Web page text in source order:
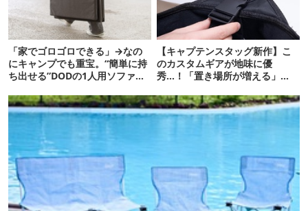
「家でゴロゴロできる」→なの
にキャンプでも重宝。“簡単に持
ち出せる”DODの1人用ソファが
【キャプテンスタッグ新作】こ
のカスタムギアが地味に優
秀…！「置き場所が増える」